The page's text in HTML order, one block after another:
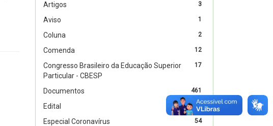
3
Artigos
1
Aviso
2
Coluna
12
Comenda
17
Congresso Brasileiro da Educação Superior
Particular - CBESP
461
Documentos
4
Edital
54
Especial Coronavírus